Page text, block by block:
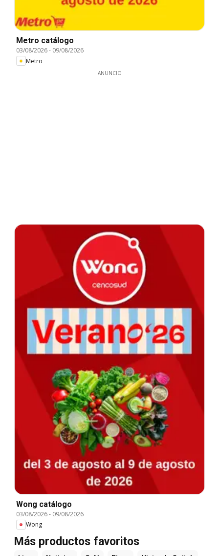
Metro catálogo
03/08/2026- 09/08/2026
Metro
ANUNCIO
Wong catálogo
03/08/2026- 09/08/2026
Wong
Más productos favoritos